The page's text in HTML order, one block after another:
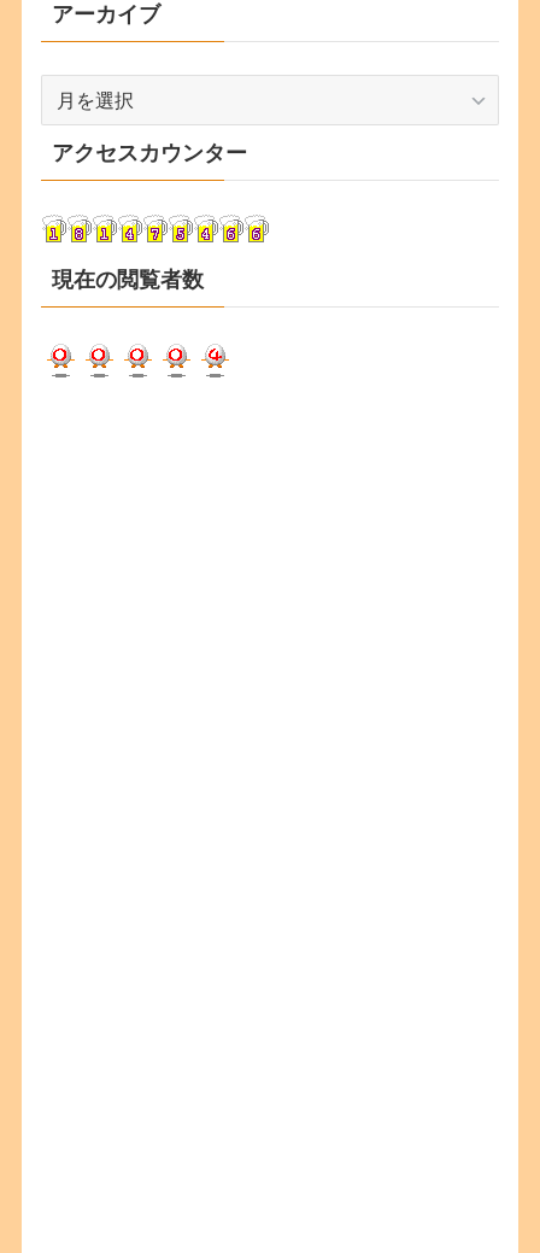
アーカイブ
カ
イ
アクセスカウンター
現在の閲覧者数